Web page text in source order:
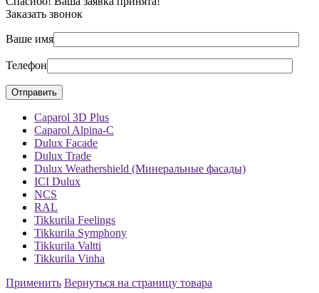
Заказать звонок
Ваше имя
Телефон
Caparol 3D Plus
Caparol Alpina-C
Dulux Facade
Dulux Trade
Dulux Weathershield (Минеральные фасады)
ICI Dulux
NCS
RAL
Tikkurila Feelings
Tikkurila Symphony
Tikkurila Valtti
Tikkurila Vinha
Применить Вернуться на страницу товара